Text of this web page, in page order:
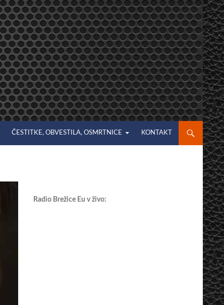
ČESTITKE, OBVESTILA, OSMRTNICE KONTAKT
Radio Brežice Eu v živo: